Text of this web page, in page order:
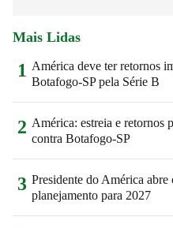
Mais Lidas
1 América deve ter retornos
Botafogo-SP pela Série B
2 América: estreia e retornos
contra Botafogo-SP
3 Presidente do América
planejamento para 2027